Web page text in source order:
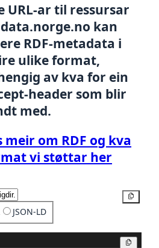
URL-ar til ressursar
kan
RDF-metadata i
ulike format,
av kva for ein
header som blir
med.
meir om RDF og kva
vi støttar her
JSON-LD